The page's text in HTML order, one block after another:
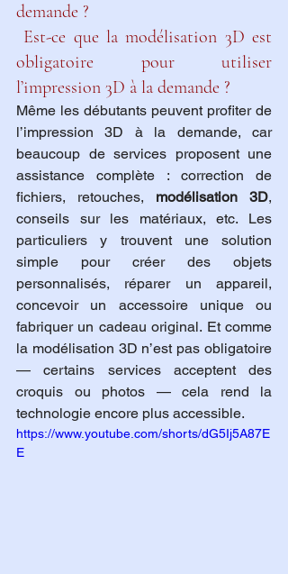
demande ?
obligatoire pour utiliser
l’impression 3D à la demande ?
Même les débutants peuvent profiter de
l’impression 3D à la demande, car
beaucoup de services proposent une
assistance complète : correction de
fichiers, retouches, modélisation 3D,
conseils sur les matériaux, etc. Les
particuliers y trouvent une solution
simple pour créer des objets
personnalisés, réparer un appareil,
concevoir un accessoire unique ou
fabriquer un cadeau original. Et comme
la modélisation 3D n’est pas obligatoire
— certains services acceptent des
croquis ou photos — cela rend la
technologie encore plus accessible.
https://www.youtube.com/shorts/dG5Ij5A87E
E